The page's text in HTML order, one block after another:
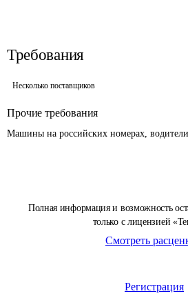
Полная информация и возможность
только с лицензией
Смотреть
Регистрация
Требования
Несколько поставщиков
Прочие требования
Машины на российских номерах,